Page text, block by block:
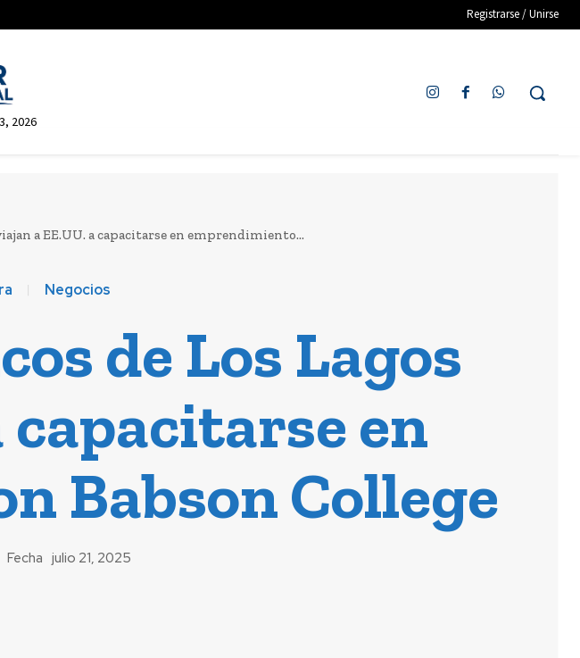
Registrarse / Unirse
2026
a EE.UU. a capacitarse en emprendimiento...
Negocios
de Los Lagos
capacitarse en
Babson College
Fecha julio 21, 2025